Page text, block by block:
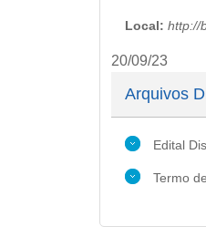
Local: http://
20/09/23
Arquivos
Edital
Termo